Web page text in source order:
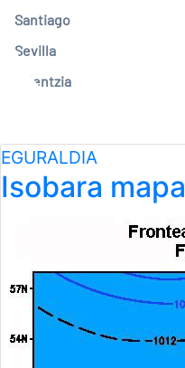
Santiago
Sevilla
Valentzia
EGURALDIA
Isobara mapa